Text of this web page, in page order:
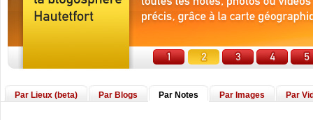
Par Lieux (beta) Par Blogs Par Notes Par Images Par